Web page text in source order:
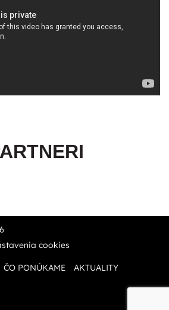
cookies
ČO PONÚKAME
AKTUALITY